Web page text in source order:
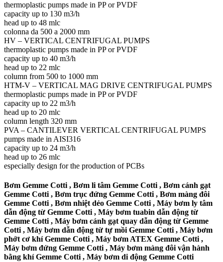
thermoplastic pumps made in PP or PVDF
capacity up to 130 m3/h
head up to 48 mlc
colonna da 500 a 2000 mm
HV – VERTICAL CENTRIFUGAL PUMPS
thermoplastic pumps made in PP or PVDF
capacity up to 40 m3/h
head up to 22 mlc
column from 500 to 1000 mm
HTM-V – VERTICAL MAG DRIVE CENTRIFUGAL PUMPS
thermoplastic pumps made in PP or PVDF
capacity up to 22 m3/h
head up to 20 mlc
column length 320 mm
PVA – CANTILEVER VERTICAL CENTRIFUGAL PUMPS
pumps made in AISI316
capacity up to 24 m3/h
head up to 26 mlc
especially design for the production of PCBs
Bơm Gemme Cotti , Bơm li tâm Gemme Cotti , Bơm cánh gạt
Gemme Cotti , Bơm trục đứng Gemme Cotti , Bơm màng đôi
Gemme Cotti , Bơm nhiệt dẻo Gemme Cotti , Máy bơm ly tâm
dẫn động từ Gemme Cotti , Máy bơm tuabin dẫn động từ
Gemme Cotti , Máy bơm cánh gạt quay dẫn động từ Gemme
Cotti , Máy bơm dẫn động từ tự mồi Gemme Cotti , Máy bơm
phớt cơ khí Gemme Cotti , Máy bơm ATEX Gemme Cotti ,
Máy bơm đứng Gemme Cotti , Máy bơm màng đôi vận hành
bằng khí Gemme Cotti , Máy bơm di động Gemme Cotti